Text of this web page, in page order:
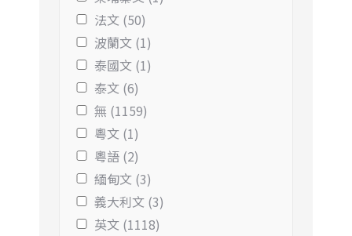
法文 (50)
波蘭文 (1)
泰國文 (1)
泰文 (6)
無 (1159)
粵文 (1)
粵語 (2)
緬甸文 (3)
義大利文 (3)
英文 (1118)